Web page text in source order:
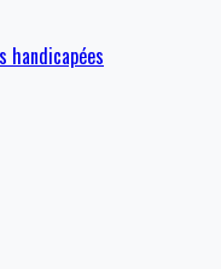
handicapées